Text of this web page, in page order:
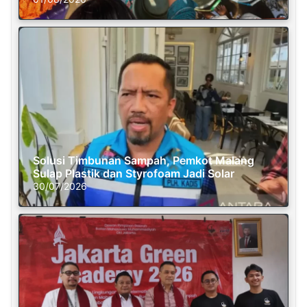
Solusi Timbunan Sampah, Pemkot Malang
Sulap Plastik dan Styrofoam Jadi Solar
30/07/2026